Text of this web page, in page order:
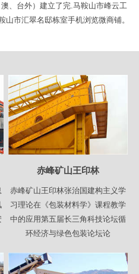
、台外）建立了完.马鞍山市峰云工
市汇翠名邸栋室手机浏览微商铺。
赤峰矿山王印林
赤峰矿山王印林张治国建构主义学
习理论在《包装材料学》课程教学
中的应用第五届长三角科技论坛循
环经济与绿色包装论坛论